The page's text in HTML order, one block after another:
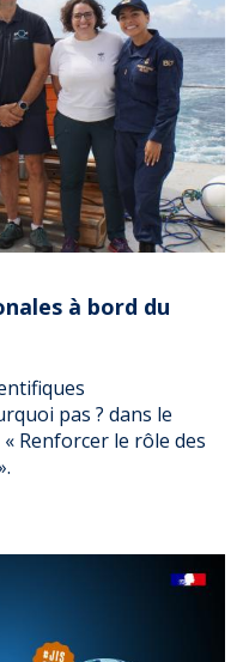
à bord du
pas ? dans le
Renforcer le rôle des